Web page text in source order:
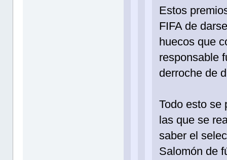
Estos
FIFA de
huecos que
responsable
derroche de
Todo esto se
las que se
saber el
Salomón de